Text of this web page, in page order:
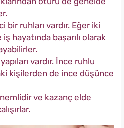
bir ruhları vardır. Eğer iki
hayatında başarılı olarak
vardır. İnce ruhlu
kişilerden de ince düşünce
ve kazanç elde